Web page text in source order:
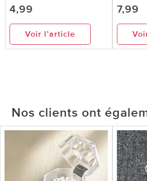
4,99
Voir l’article
7,99
Nos clients ont